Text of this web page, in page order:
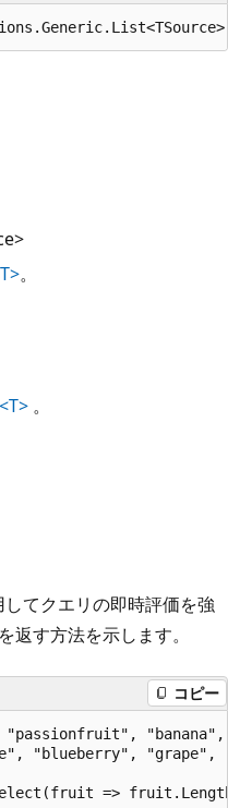
。
。
してクエリの即時評価を強
を返す方法を示します。
コピー
"banana",
"blueberry", "grape",
=>